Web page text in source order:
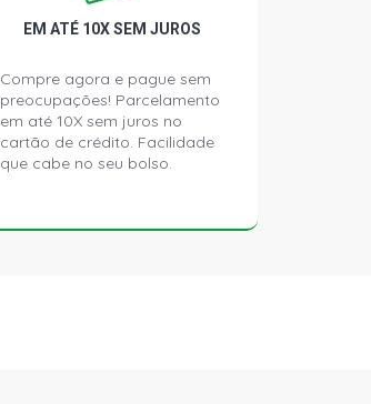
EM ATÉ 10X SEM JUROS
Compre agora e pague sem
preocupações! Parcelamento
em até 10X sem juros no
cartão de crédito. Facilidade
que cabe no seu bolso.